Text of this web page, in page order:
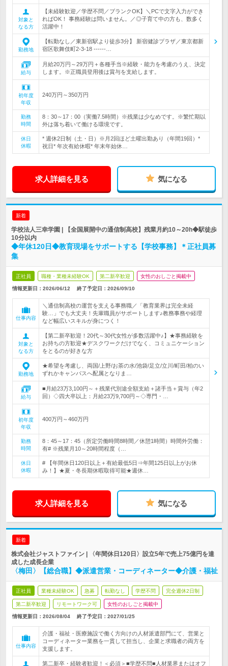
対象と
なる方
【未経験歓迎／学歴不問／ブランクOK】＼PCで文字入力ができ
ればOK！ 事務経験は問いません。／◎子育て中の方も、数多く
活躍中！
勤務地
【転勤なし／東新宿駅より徒歩3分】 新宿健診プラザ／東京都新
宿区歌舞伎町2-3-18 ------…
給与
月給20万円～29万円＋各種手当※経験・能力を考慮のうえ、決定
します。※正職員登用後は賞与を支給します。
初年度
年収
240万円～350万円
勤務
時間
8：30～17：00（実働7.5時間）※残業は少なめです。※繁忙期以
外は落ち着いて働ける環境です。
休日
休暇
* 週休2日制（土・日）※月2回ほど土曜出勤あり（年間19回）*
祝日* 年次有給休暇* 年末年始休…
求人詳細を見る 気になる
新着
学校法人三幸学園 | 【全国展開中の通信制高校】残業月約10～20h◆駅徒歩
10分以内
◆年休120日◆教育現場をサポートする【学校事務】＊正社員募
集
正社員 職種・業種未経験OK 第二新卒歓迎 女性のおしごと掲載中
情報更新日：2026/06/12 終了予定日： 2026/09/10
仕事内容
＼通信制高校の運営を支える事務職／「教育業界は完全未経
験…」でも大丈夫！先輩職員がサポートします♪教務事務や経理
など幅広いスキルが身につく！
対象と
なる方
【第二新卒歓迎！20代～30代女性が多数活躍中♪】★事務経験を
お持ちの方歓迎★デスクワークだけでなく、コミュニケーション
をとるのが好きな方
勤務地
★希望を考慮し、両国/上野/お茶の水/池袋/足立/立川/町田/柏のい
ずれかキャンパスへ配属となりま…
給与
■月給23万3,100円～＋残業代別途全額支給＋諸手当＋賞与（年2
回）◇四大卒以上：月給23万9,700円～◇専門・…
初年度
年収
400万円～460万円
勤務
時間
8：45～17：45（所定労働時間8時間／休憩1時間）時間外労働：
有# ※残業月10～20時間程度（…
休日
休暇
# 【年間休日120日以上＋有給最低5日⇒年間125日以上がお休
み！】★夏・冬長期休暇取得可能★週休…
求人詳細を見る 気になる
新着
株式会社ジャストファイン | 〈年間休日120日〉設立5年で売上75億円を達
成した成長企業
〈梅田〉【総合職】◆派遣営業・コーディネーター◆介護・福祉
正社員 業種未経験OK 急募 転勤なし 学歴不問 完全週休2日制
第二新卒歓迎 リモートワーク可 女性のおしごと掲載中
情報更新日：2026/08/04 終了予定日： 2027/01/25
仕事内容
介護・福祉・医療施設で働く方向けの人材派遣部門にて、営業と
コーディネーター業務を一貫して担当し、企業と求職者の両方を
支援します。
第二新卒・経験者歓迎！＜必須＞■学歴不問■人材業界またはオフ